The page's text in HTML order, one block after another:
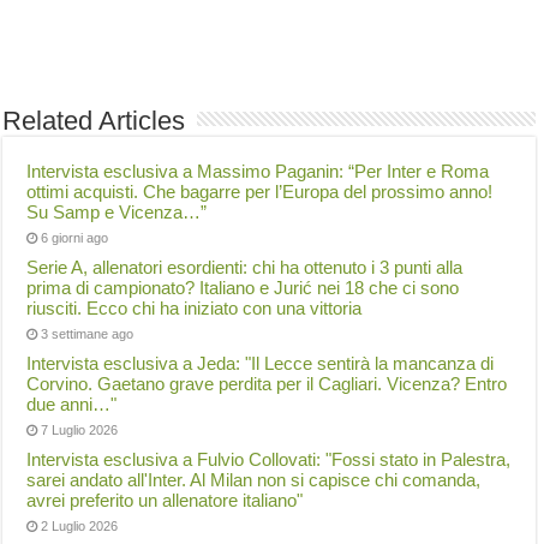
Related Articles
Intervista esclusiva a Massimo Paganin: “Per Inter e Roma
ottimi acquisti. Che bagarre per l’Europa del prossimo anno!
Su Samp e Vicenza…”
6 giorni ago
Serie A, allenatori esordienti: chi ha ottenuto i 3 punti alla
prima di campionato? Italiano e Jurić nei 18 che ci sono
riusciti. Ecco chi ha iniziato con una vittoria
3 settimane ago
Intervista esclusiva a Jeda: "Il Lecce sentirà la mancanza di
Corvino. Gaetano grave perdita per il Cagliari. Vicenza? Entro
due anni…"
7 Luglio 2026
Intervista esclusiva a Fulvio Collovati: "Fossi stato in Palestra,
sarei andato all'Inter. Al Milan non si capisce chi comanda,
avrei preferito un allenatore italiano"
2 Luglio 2026